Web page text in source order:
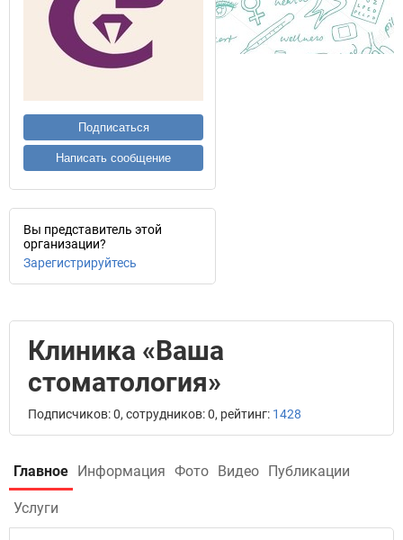
Подписаться
Написать сообщение
Вы представитель этой
организации?
Зарегистрируйтесь
Клиника «Ваша
стоматология»
Подписчиков: 0, сотрудников: 0, рейтинг: 1428
Главное Информация Фото Видео Публикации
Услуги